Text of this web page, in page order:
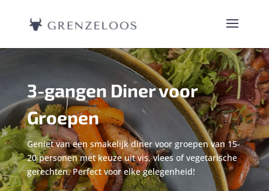
3-gangen Diner voor
Groepen
Geniet van een smakelijk diner voor groepen van 15-
20 personen met keuze uit vis, vlees of vegetarische
gerechten. Perfect voor elke gelegenheid!